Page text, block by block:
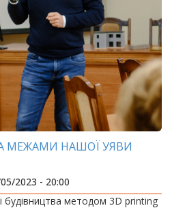
МЕЖАМИ НАШОЇ УЯВИ
2023 - 20:00
будівництва методом 3D printing